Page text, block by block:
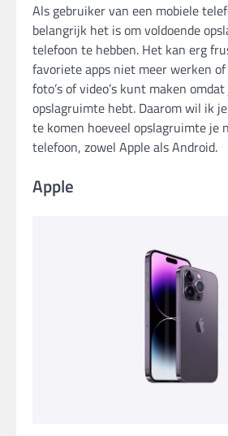
Als gebruiker van een mobiele
belangrijk het is om voldoende
telefoon te hebben. Het kan erg
favoriete apps niet meer werken
foto’s of video’s kunt maken
opslagruimte hebt. Daarom wil ik
te komen hoeveel opslagruimte je
telefoon, zowel Apple als Android.
Apple